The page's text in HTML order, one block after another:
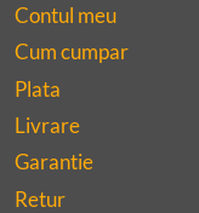
Contul meu
Cum cumpar
Plata
Livrare
Garantie
Retur